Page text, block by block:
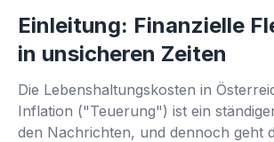
Einleitung: Finanzielle
in unsicheren Zeiten
Die Lebenshaltungskosten in
Inflation ("Teuerung") ist ein
den Nachrichten, und dennoch geht